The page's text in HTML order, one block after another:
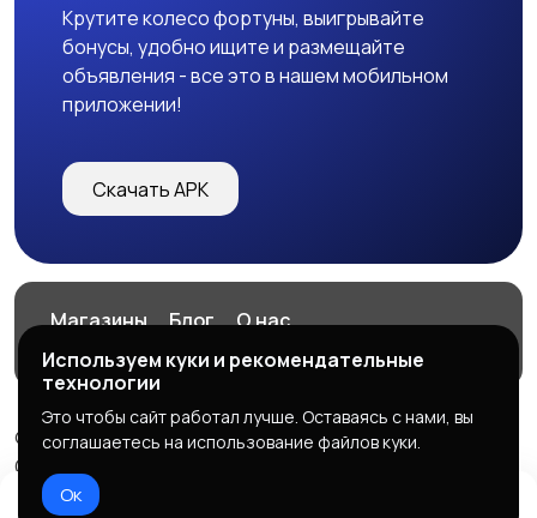
Крутите колесо фортуны, выигрывайте
бонусы, удобно ищите и размещайте
объявления - все это в нашем мобильном
приложении!
Скачать APK
Магазины Блог
О нас
Служба поддержки
© 2026 7606
ООО "СИСТЕМА", ОГРН: 1127328000183
Правила сервиса
Используем куки и рекомендательные
технологии
Это чтобы сайт работал лучше. Оставаясь с нами, вы
соглашаетесь на использование файлов куки.
Ок